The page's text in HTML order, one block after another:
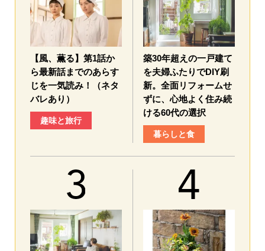
【風、薫る】第1話か
ら最新話までのあらす
じを一気読み！（ネタ
バレあり）
趣味と旅行
築30年超えの一戸建て
を夫婦ふたりでDIY刷
新。全面リフォームせ
ずに、心地よく住み続
ける60代の選択
暮らしと食